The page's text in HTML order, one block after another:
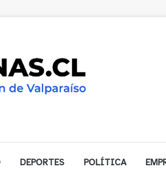
DEPORTES POLÍTICA